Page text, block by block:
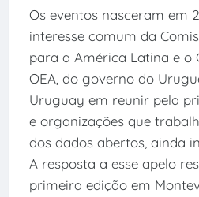
Os eventos nasceram em
interesse comum da
para a América Latina e o
OEA, do governo do
Uruguay em reunir pela
e organizações que
dos dados abertos, ainda
A resposta a esse apelo
primeira edição em